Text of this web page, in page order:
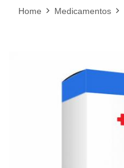
Home Medicamentos